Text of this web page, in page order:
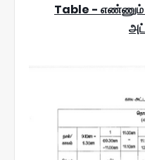
Table - எண்ணும்